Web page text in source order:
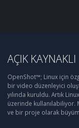
AÇIK KAYNAKLI
OpenShot™; Linux için
bir video düzenleyici
yılında kuruldu. Artık
üzerinde
ve bir proje olarak